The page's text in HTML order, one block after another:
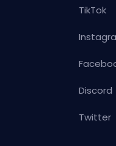
TikTok
Discord
Twitter